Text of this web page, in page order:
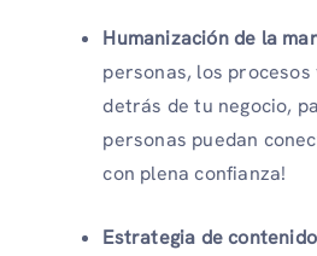
Humanización de la
personas, los
detrás de tu negocio,
personas puedan
con plena confianza!
Estrategia de